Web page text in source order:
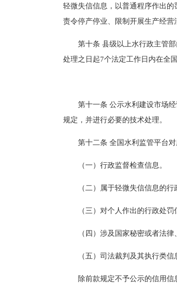
轻微失信信息，以普通程序作出
责令停产停业、限制开展生产经营
第十条 县级以上水行政主管部
处理之日起7个法定工作日内在全
第十一条 公示水利建设市场经
规定，并进行必要的技术处理。
第十二条 全国水利监管平台对
（一）行政监督检查信息。
（二）属于轻微失信信息的行
（三）对个人作出的行政处罚
（四）涉及国家秘密或者法律、
（五）司法裁判及其执行类信息
除前款规定不予公示的信用信息